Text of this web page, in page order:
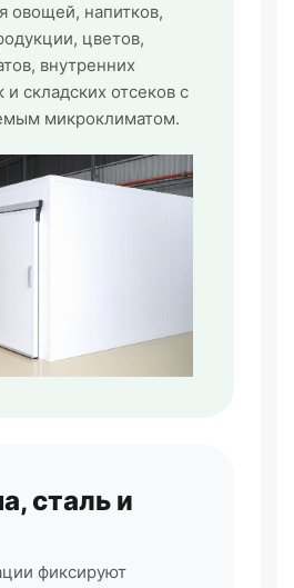
овощей, напитков,
цветов,
внутренних
и складских отсеков с
микроклиматом.
сталь и
фиксируют